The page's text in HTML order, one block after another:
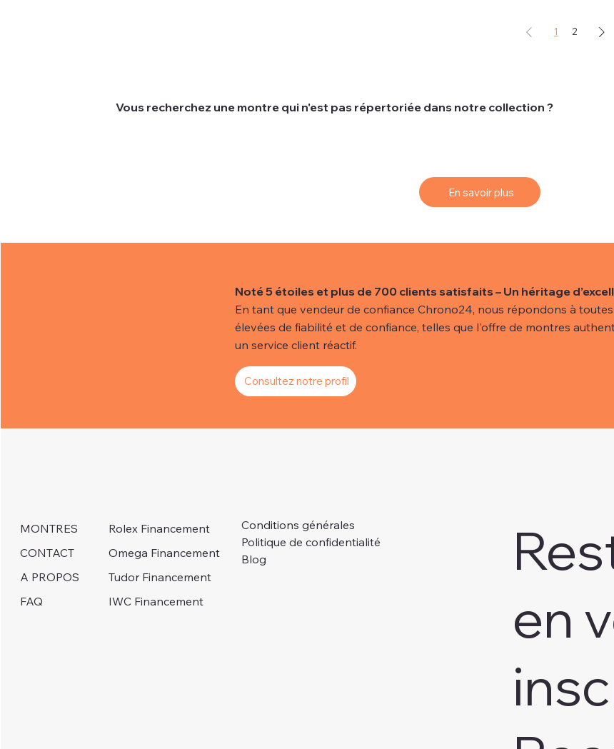
Vous recherchez une montre qui n'est pas répertoriée dans notre collection ?
En savoir plus
1 2
Noté 5 étoiles et plus de 700 clients satisfaits – Un héritage
En tant que vendeur de confiance Chrono24, nous répondons à
élevées de fiabilité et de confiance, telles que l'offre de montres
un service client réactif.
Consultez notre profil
MONTRES
CONTACT
A PROPOS
FAQ
Rolex Financement
Omega Financement
Tudor Financement
IWC Financement
Conditions générales
Politique de confidentialité
Blog
en